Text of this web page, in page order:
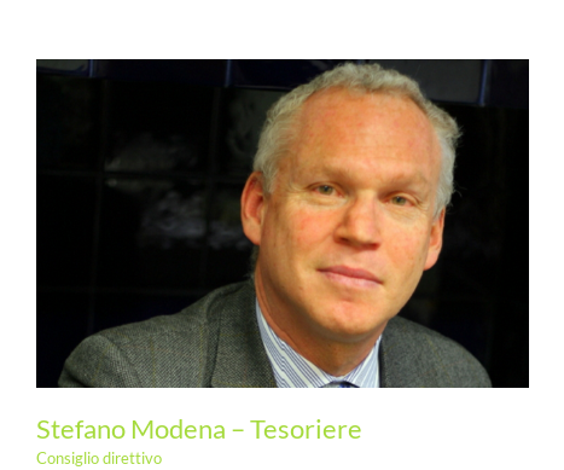
Stefano Modena – Tesoriere
Consiglio direttivo
Lorenzo Orsenigo – Membro